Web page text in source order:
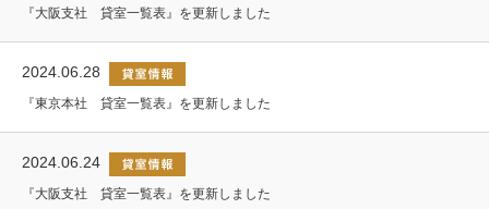
『大阪支社 貸室一覧表』を更新しました
2024.06.28
『東京本社 貸室一覧表』を更新しました
2024.06.24
『大阪支社 貸室一覧表』を更新しました